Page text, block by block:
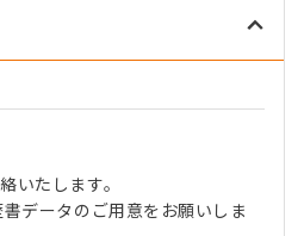
いたします。
データのご用意をお願いしま